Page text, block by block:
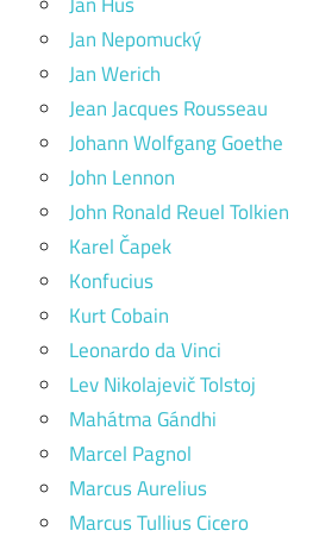
Jan Nepomucký
Jan Werich
Jean Jacques Rousseau
Johann Wolfgang Goethe
John Lennon
John Ronald Reuel Tolkien
Karel Čapek
Konfucius
Kurt Cobain
Leonardo da Vinci
Lev Nikolajevič Tolstoj
Mahátma Gándhi
Marcel Pagnol
Marcus Aurelius
Marcus Tullius Cicero